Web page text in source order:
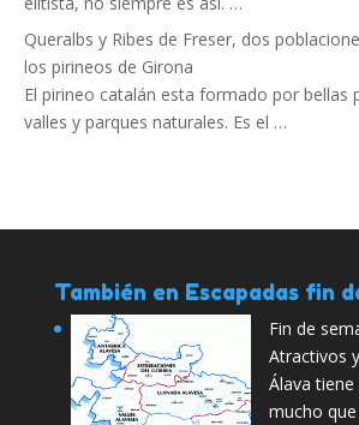
Queralbs y Ribes de Freser, dos
los pirineos de Girona
El pirineo catalán esta formado por bellas
valles y parques naturales. Es el …
También en Escapadas fin
Fin de
Atractivos
Álava
mucho